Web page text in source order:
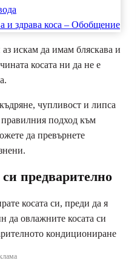
и здрава коса – Обобщение
искам да имам бляскава и
косата ни да не е
чупливост и липса
подход към
да превърнете
си предварително
косата си, преди да я
да овлажните косата си
кондициониране